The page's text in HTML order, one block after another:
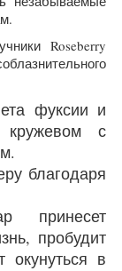
Roseberry
фуксии и
кружевом с
благодаря
принесет
пробудит
окунуться в